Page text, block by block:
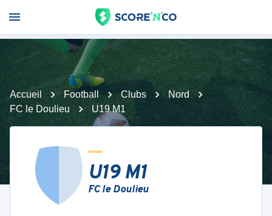
Accueil Football Clubs
Nord
FC le Doulieu
U19 M1
U19 M1
FC le Doulieu